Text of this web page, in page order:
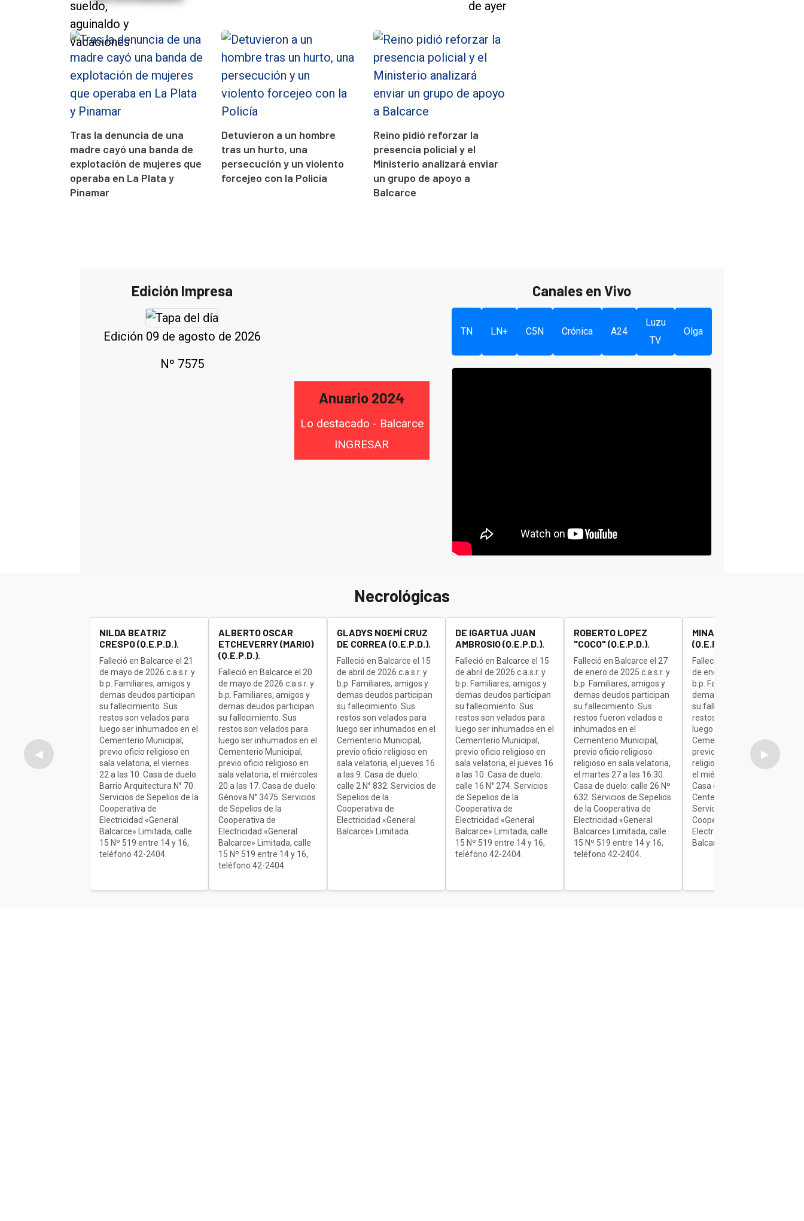
Tras la denuncia de una
madre cayó una banda de
explotación de mujeres que
operaba en La Plata y
Pinamar
Detuvieron a un hombre
tras un hurto, una
persecución y un violento
forcejeo con la Policía
Reino pidió reforzar la
presencia policial y el
Ministerio analizará enviar
un grupo de apoyo a
Balcarce
Edición Impresa
Edición 09 de agosto de 2026
Nº 7575
Anuario 2024
Lo destacado - Balcarce
INGRESAR
Canales en Vivo
TN LN+ C5N Crónica A24
Luzu
TV
Olga
Necrológicas
◀
NILDA BEATRIZ
CRESPO (Q.E.P.D.).
Falleció en Balcarce el 21
de mayo de 2026 c.a.s.r. y
b.p. Familiares, amigos y
demas deudos participan
su fallecimiento. Sus
restos son velados para
luego ser inhumados en el
Cementerio Municipal,
previo oficio religioso en
sala velatoria, el viernes
22 a las 10. Casa de duelo:
Barrio Arquitectura N° 70.
Servicios de Sepelios de la
Cooperativa de
Electricidad «General
Balcarce» Limitada, calle
15 Nº 519 entre 14 y 16,
teléfono 42-2404.
ALBERTO OSCAR
ETCHEVERRY (MARIO)
(Q.E.P.D.).
Falleció en Balcarce el 20
de mayo de 2026 c.a.s.r. y
b.p. Familiares, amigos y
demas deudos participan
su fallecimiento. Sus
restos son velados para
luego ser inhumados en el
Cementerio Municipal,
previo oficio religioso en
sala velatoria, el miércoles
20 a las 17. Casa de duelo:
Génova N° 3475. Servicios
de Sepelios de la
Cooperativa de
Electricidad «General
Balcarce» Limitada, calle
15 Nº 519 entre 14 y 16,
teléfono 42-2404.
GLADYS NOEMÍ CRUZ
DE CORREA (Q.E.P.D.).
Falleció en Balcarce el 15
de abril de 2026 c.a.s.r. y
b.p. Familiares, amigos y
demas deudos participan
su fallecimiento. Sus
restos son velados para
luego ser inhumados en el
Cementerio Municipal,
previo oficio religioso en
sala velatoria, el jueves 16
a las 9. Casa de duelo:
calle 2 N° 832. Servicios de
Sepelios de la
Cooperativa de
Electricidad «General
Balcarce» Limitada.
DE IGARTUA JUAN
AMBROSIO (Q.E.P.D.).
Falleció en Balcarce el 15
de abril de 2026 c.a.s.r. y
b.p. Familiares, amigos y
demas deudos participan
su fallecimiento. Sus
restos son velados para
luego ser inhumados en el
Cementerio Municipal,
previo oficio religioso en
sala velatoria, el jueves 16
a las 10. Casa de duelo:
calle 16 N° 274. Servicios
de Sepelios de la
Cooperativa de
Electricidad «General
Balcarce» Limitada, calle
15 Nº 519 entre 14 y 16,
teléfono 42-2404.
ROBERTO LOPEZ
"COCO" (Q.E.P.D.).
Falleció en Balcarce el 27
de enero de 2025 c.a.s.r. y
b.p. Familiares, amigos y
demas deudos participan
su fallecimiento. Sus
restos fueron velados e
inhumados en el
Cementerio Municipal,
previo oficio religioso
religioso en sala velatoria,
el martes 27 a las 16.30.
Casa de duelo: calle 26 Nº
632. Servicios de Sepelios
de la Cooperativa de
Electricidad «General
Balcarce» Limitada, calle
15 Nº 519 entre 14 y 16,
teléfono 42-2404.
MINAUDO JOSE "BETA"
(Q.E.P.D.).
Falleció en Balcarce el 27
de enero de 2025 c.a.s.r. y
b.p. Familiares, amigos y
demas deudos participan
su fallecimiento. Sus
restos son velados para
luego ser inhumados en el
Cementerio Municipal,
previo oficio religioso
religioso en sala velatoria,
el miércoles de 7 a 9.30.
Casa de duelo: Av.
Centenario Nº 1840.
Servicios de Sepelios de la
Cooperativa de
Electricidad «General
Balcarce» Limitada.
▶